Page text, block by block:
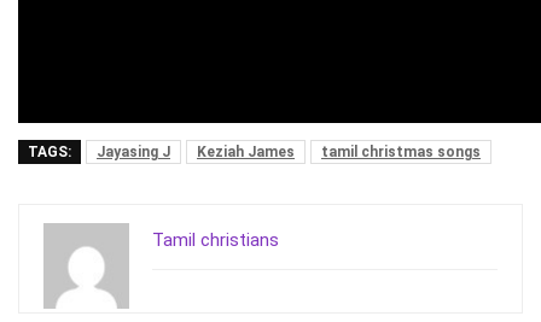
TAGS: Jayasing J Keziah James tamil christmas songs
Tamil christians